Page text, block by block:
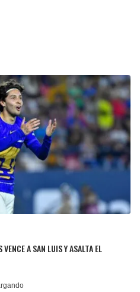
A SAN LUIS Y ASALTA EL